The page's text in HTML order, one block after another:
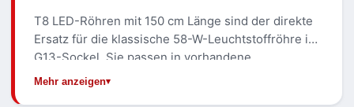
T8 LED-Röhren mit 150 cm Länge sind der direkte
Ersatz für die klassische 58-W-Leuchtstoffröhre im
G13-Sockel. Sie passen in vorhandene
Wannenleuchten, Lichtbänder und
Mehr anzeigen